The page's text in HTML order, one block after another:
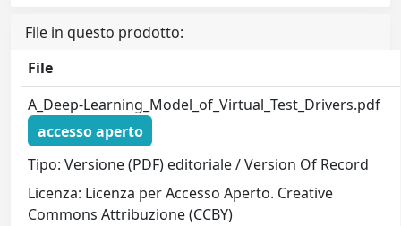
File in questo prodotto:
File
A_Deep-Learning_Model_of_Virtual_Test_Drivers.pdf
accesso aperto
Tipo: Versione (PDF) editoriale / Version Of Record
Licenza: Licenza per Accesso Aperto. Creative
Commons Attribuzione (CCBY)